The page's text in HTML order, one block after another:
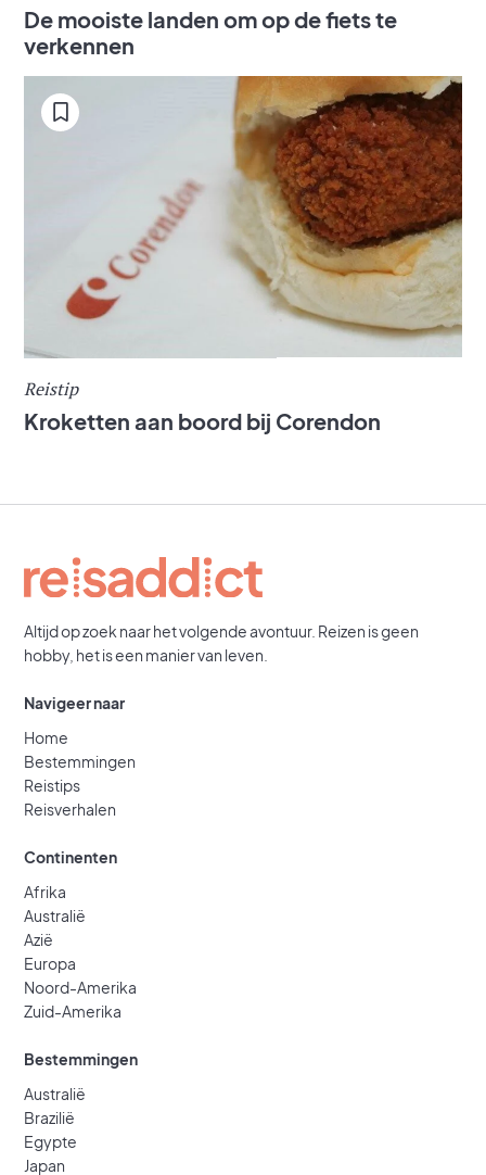
De mooiste landen om op de fiets te
verkennen
Reistip
Kroketten aan boord bij Corendon
Altijd op zoek naar het volgende avontuur. Reizen is geen
hobby, het is een manier van leven.
Navigeer naar
Home
Bestemmingen
Reistips
Reisverhalen
Continenten
Afrika
Australië
Azië
Europa
Noord-Amerika
Zuid-Amerika
Bestemmingen
Australië
Brazilië
Egypte
Japan